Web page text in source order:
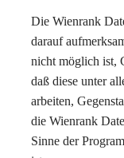
Die Wienrank
darauf
nicht möglich ist,
daß diese unter
arbeiten,
die Wienrank
Sinne der